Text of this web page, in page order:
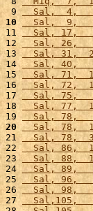
9
Sal,  4,
10
Sal,  9,
11
Sal, 17,
12
Sal, 26,
13
Sal, 31,
14
Sal, 40,
15
Sal, 71,
16
Sal, 72,
17
Sal, 75,
18
Sal, 77,
19
Sal, 78,
20
Sal, 78,
21
Sal, 78,
22
Sal, 86,
23
Sal, 88,
24
Sal, 89,
25
Sal, 96,
26
Sal, 98,
27
Sal,105,